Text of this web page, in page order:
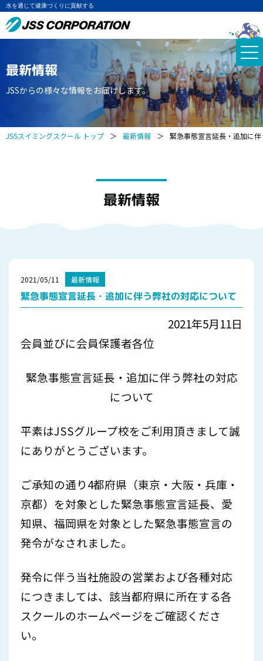
水を通じて健康づくりに貢献する
最新情報
JSSからの様々な情報をお届けします。
JSSスイミングスクール トップ ＞ 最新情報 ＞ 緊急事態宣言延長・追加に
最新情報
2021/05/11 最新情報
緊急事態宣言延長・追加に伴う弊社の対応について
2021年5月11日
会員並びに会員保護者各位
緊急事態宣言延長・追加に伴う弊社の対応
について
平素はJSSグループ校をご利用頂きまして誠
にありがとうございます。
ご承知の通り4都府県（東京・大阪・兵庫・
京都）を対象とした緊急事態宣言延長、愛
知県、福岡県を対象とした緊急事態宣言の
発令がなされました。
発令に伴う当社施設の営業および各種対応
につきましては、該当都府県に所在する各
スクールのホームページをご確認くださ
い。